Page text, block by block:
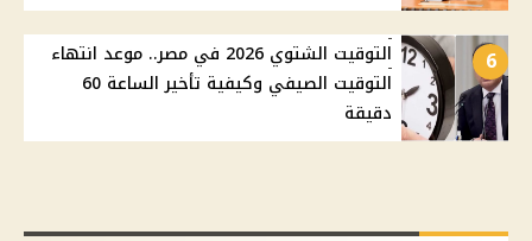
6
التوقيت الشتوي 2026 في مصر.. موعد انتهاء
التوقيت الصيفي وكيفية تأخير الساعة 60
دقيقة